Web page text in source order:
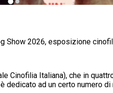
Show 2026, esposizione
Cinofilia Italiana), che in
dedicato ad un certo numero di